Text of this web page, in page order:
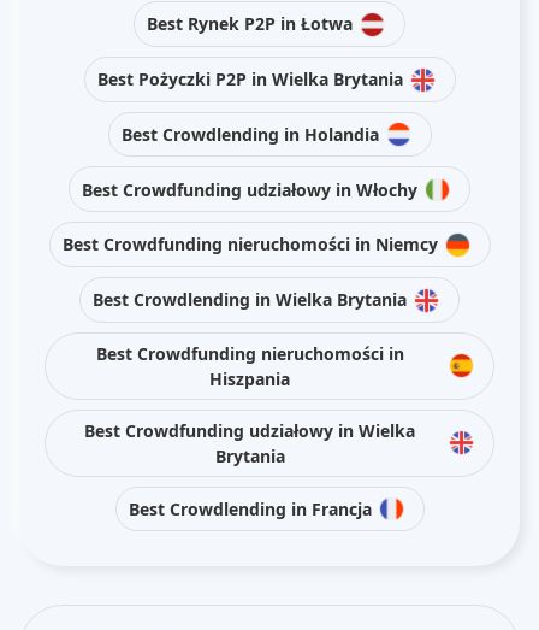
Best Rynek P2P in Łotwa
Best Pożyczki P2P in Wielka Brytania
Best Crowdlending in Holandia
Best Crowdfunding udziałowy in Włochy
Best Crowdfunding nieruchomości in Niemcy
Best Crowdlending in Wielka Brytania
Best Crowdfunding nieruchomości in
Hiszpania
Best Crowdfunding udziałowy in Wielka
Brytania
Best Crowdlending in Francja